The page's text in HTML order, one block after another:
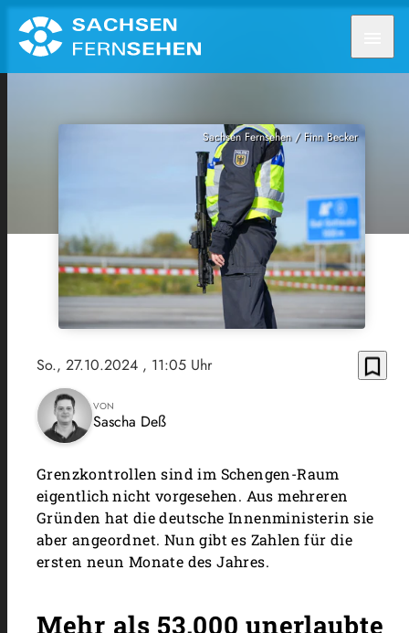
Sachsen Fernsehen / Finn Becker
So., 27.10.2024 , 11:05 Uhr bookmark_border
VON
Sascha Deß
Grenzkontrollen sind im Schengen-Raum
eigentlich nicht vorgesehen. Aus mehreren
Gründen hat die deutsche Innenministerin sie
aber angeordnet. Nun gibt es Zahlen für die
ersten neun Monate des Jahres.
Mehr als 53.000 unerlaubte